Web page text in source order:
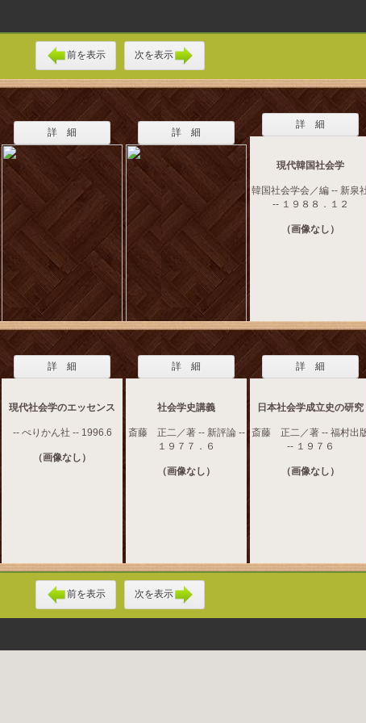
前を表示 次を表示
詳 細 詳 細
詳 細
現代韓国社会学
韓国社会学会／編 -- 新泉
-- １９８８．１２
（画像なし）
詳 細
現代社会学のエッセンス
-- ぺりかん社 -- 1996.6
（画像なし）
詳 細
社会学史講義
斎藤 正二／著 -- 新評論 --
１９７７．６
（画像なし）
詳 細
日本社会学成立史の研究
斎藤 正二／著 -- 福村出
-- １９７６
（画像なし）
前を表示 次を表示